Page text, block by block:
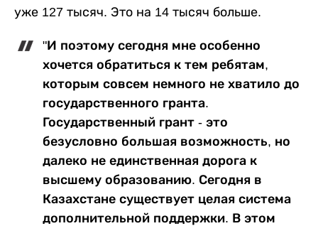
уже 127 тысяч. Это на 14 тысяч больше.
"И поэтому сегодня мне особенно
хочется обратиться к тем ребятам,
которым совсем немного не хватило до
государственного гранта.
Государственный грант - это
безусловно большая возможность, но
далеко не единственная дорога к
высшему образованию. Сегодня в
Казахстане существует целая система
дополнительной поддержки. В этом